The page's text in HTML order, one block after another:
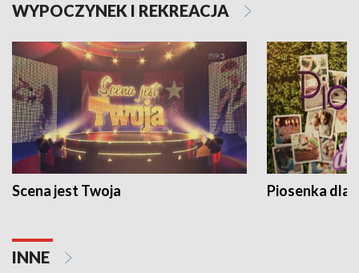
WYPOCZYNEK I REKREACJA
Scena jest Twoja Piosenka dla
INNE